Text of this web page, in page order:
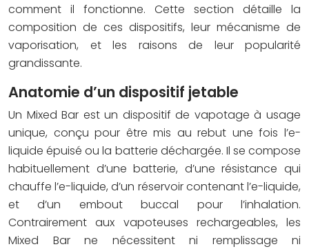
comment il fonctionne. Cette section détaille la
composition de ces dispositifs, leur mécanisme de
vaporisation, et les raisons de leur popularité
grandissante.
Anatomie d’un dispositif jetable
Un Mixed Bar est un dispositif de vapotage à usage
unique, conçu pour être mis au rebut une fois l’e-
liquide épuisé ou la batterie déchargée. Il se compose
habituellement d’une batterie, d’une résistance qui
chauffe l’e-liquide, d’un réservoir contenant l’e-liquide,
et d’un embout buccal pour l’inhalation.
Contrairement aux vapoteuses rechargeables, les
Mixed Bar ne nécessitent ni remplissage ni